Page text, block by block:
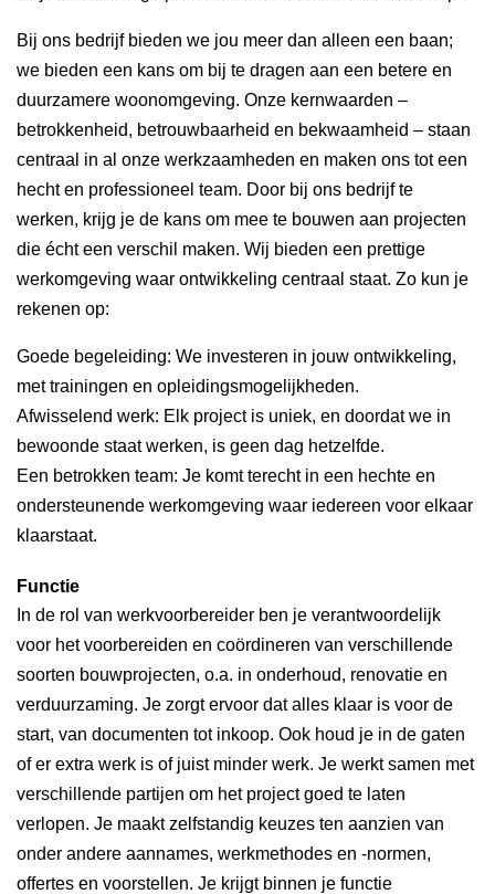
Bij ons bedrijf bieden we jou meer dan alleen een baan;
we bieden een kans om bij te dragen aan een betere en
duurzamere woonomgeving. Onze kernwaarden –
betrokkenheid, betrouwbaarheid en bekwaamheid – staan
centraal in al onze werkzaamheden en maken ons tot een
hecht en professioneel team. Door bij ons bedrijf te
werken, krijg je de kans om mee te bouwen aan projecten
die écht een verschil maken. Wij bieden een prettige
werkomgeving waar ontwikkeling centraal staat. Zo kun je
rekenen op:
Goede begeleiding: We investeren in jouw ontwikkeling,
met trainingen en opleidingsmogelijkheden.
Afwisselend werk: Elk project is uniek, en doordat we in
bewoonde staat werken, is geen dag hetzelfde.
Een betrokken team: Je komt terecht in een hechte en
ondersteunende werkomgeving waar iedereen voor elkaar
klaarstaat.
Functie
In de rol van werkvoorbereider ben je verantwoordelijk
voor het voorbereiden en coördineren van verschillende
soorten bouwprojecten, o.a. in onderhoud, renovatie en
verduurzaming. Je zorgt ervoor dat alles klaar is voor de
start, van documenten tot inkoop. Ook houd je in de gaten
of er extra werk is of juist minder werk. Je werkt samen met
verschillende partijen om het project goed te laten
verlopen. Je maakt zelfstandig keuzes ten aanzien van
onder andere aannames, werkmethodes en -normen,
offertes en voorstellen. Je krijgt binnen je functie